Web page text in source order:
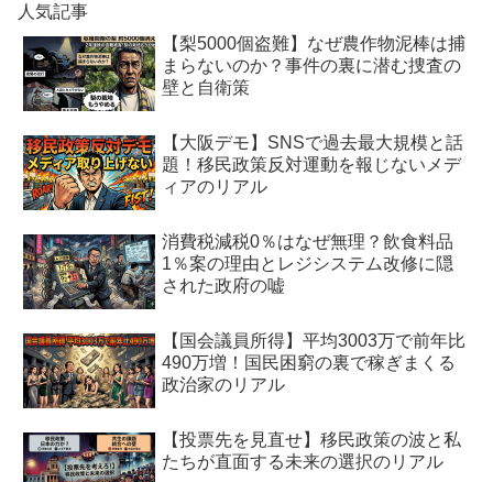
人気記事
【梨5000個盗難】なぜ農作物泥棒は捕
まらないのか？事件の裏に潜む捜査の
壁と自衛策
【大阪デモ】SNSで過去最大規模と話
題！移民政策反対運動を報じないメデ
ィアのリアル
消費税減税0％はなぜ無理？飲食料品
1％案の理由とレジシステム改修に隠
された政府の嘘
【国会議員所得】平均3003万で前年比
490万増！国民困窮の裏で稼ぎまくる
政治家のリアル
【投票先を見直せ】移民政策の波と私
たちが直面する未来の選択のリアル